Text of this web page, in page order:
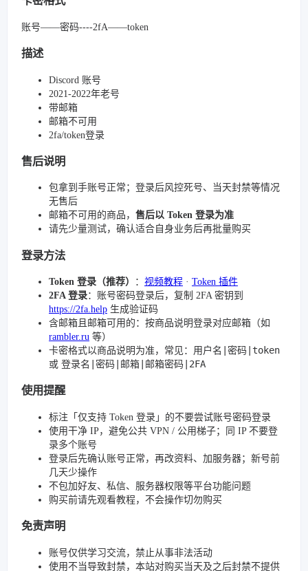
账号——密码----2fA——token
描述
Discord 账号
2021-2022年老号
带邮箱
邮箱不可用
2fa/token登录
售后说明
包拿到手账号正常；登录后风控死号、当天封禁等情况
无售后
邮箱不可用的商品， 售后以 Token 登录为准
请先少量测试，确认适合自身业务后再批量购买
登录方法
Token 登录（推荐） ： 视频教程 · Token 插件
2FA 登录：账号密码登录后，复制 2FA 密钥到
https://2fa.help 生成验证码
含邮箱且邮箱可用的：按商品说明登录对应邮箱（如
rambler.ru 等）
卡密格式以商品说明为准，常见： 用户名|密码|token
或 登录名|密码|邮箱|邮箱密码|2FA
使用提醒
标注「仅支持 Token 登录」的不要尝试账号密码登录
使用干净 IP，避免公共 VPN / 公用梯子；同 IP 不要登
录多个账号
登录后先确认账号正常，再改资料、加服务器；新号前
几天少操作
不包加好友、私信、服务器权限等平台功能问题
购买前请先观看教程，不会操作切勿购买
免责声明
账号仅供学习交流，禁止从事非法活动
使用不当导致封禁，本站对购买当天及之后封禁不提供